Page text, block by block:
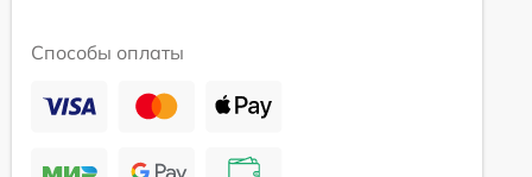
Способы оплаты